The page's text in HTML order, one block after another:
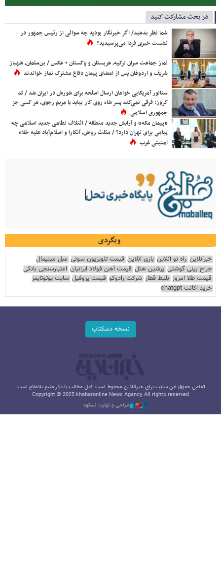
در بحث مشارکت کنید
شما نظر بدهید/ اگر خبرنگار بودید چه سوالی از رئیس جمهور در
نشست خبری فردا می‌پرسیدید؟
نماز جماعت سران ترکیه، عربستان و پاکستان + عکس / بن‌سلمان، شهباز
شریف و اردوغان پس از امضای پیمان دفاع مشترک نماز خواندند
سناتور آمریکایی خواهان ارسال اسلحه برای شورش در ایران شد / تد
کروز: فرقی نمی‌کند پسر شاه روی کار بیاید یا مریم رجوی، هر کسی جز
جمهوری اسلامی
«پیمان مکه» و آرایش جدید منطقه / ائتلاف نظامی جدید اسلامی چه
پیامی برای تهران دارد؟ / مثلث ریاض، آنکارا و اسلام‌آباد علیه خلاء
امنیتی غرب
وبگردی
خبرآنلاین راه نو آنلاین بازی آنلاین قیمت تلویزیون سونی مبل مینیمال
جراح بینی گوشتی پرشین هتل قیمت آهن فولاد ایرانیان اعتبارسنجی بانکی
قیمت طلا امروز بلیط قطار شرکت رادوکو قیمت پروفیل سایت یوتوتایمز
خرید اکانت chatgpt
نسخه دسکتاپ
تمامی حقوق این سایت برای خبرآنلاین محفوظ است. نقل مطالب با ذکر منبع بلامانع است.
Copyright © 2025 khabaronline News Agancy, All rights reserved
طراحی و تولید: نستوه